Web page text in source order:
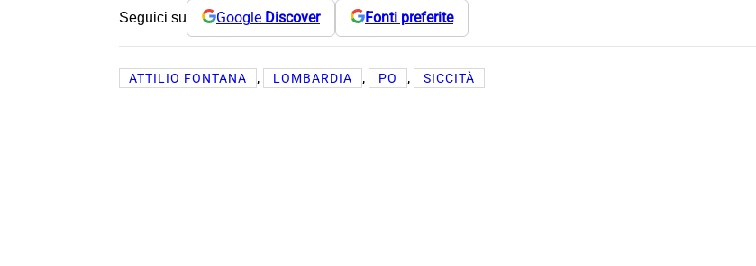
Seguici su Google Discover Fonti preferite
ATTILIO FONTANA , LOMBARDIA , PO , SICCITÀ